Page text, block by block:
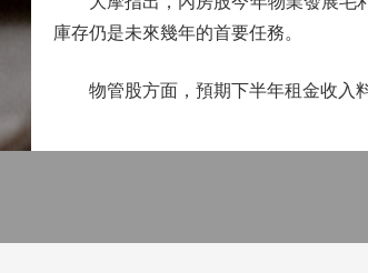
庫存仍是未來幾年的首要任務。
物管股方面，預期下半年租金收入料